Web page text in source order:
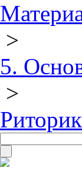
>
5.
>